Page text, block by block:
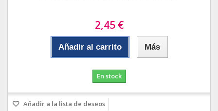
2,45 €
Añadir al carrito Más
En stock
Añadir a la lista de deseos